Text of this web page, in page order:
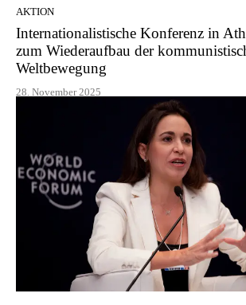
AKTION
Internationalistische Konferenz in
zum Wiederaufbau der
Weltbewegung
28. November 2025